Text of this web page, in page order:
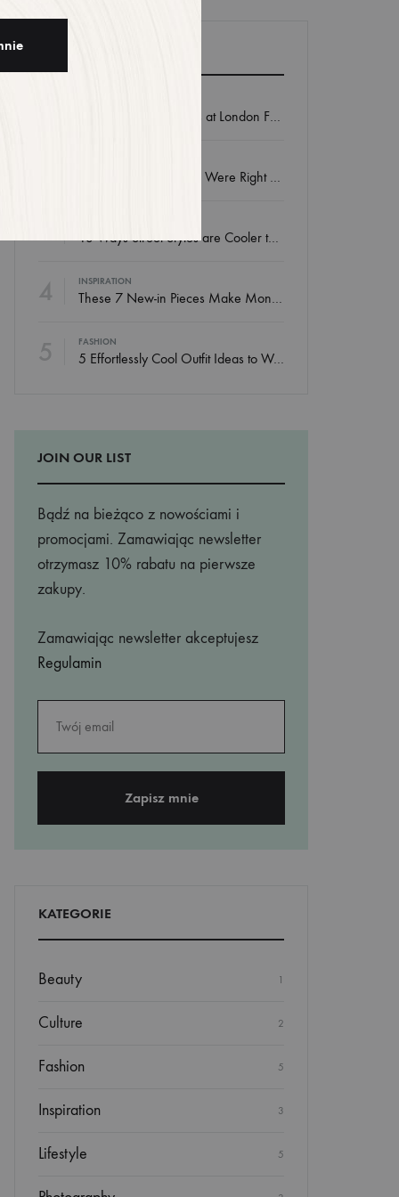
Go Behind the Scenes at London Fashion Week Spring
15 Reasons the Amish Were Right About Summers
13 Ways Street Styles are Cooler than Michael Jordan
4 INSPIRATION
These 7 New-in Pieces Make Monday So Much Better
5 FASHION
5 Effortlessly Cool Outfit Ideas to Wear to a Contert
JOIN OUR LIST
Bądź na bieżąco z nowościami i
promocjami. Zamawiając newsletter
otrzymasz 10% rabatu na pierwsze
zakupy.
Zamawiając newsletter akceptujesz
Regulamin
KATEGORIE
Beauty 1
Culture 2
Fashion 5
Inspiration 3
Lifestyle 5